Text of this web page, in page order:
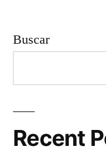
Buscar
Recent